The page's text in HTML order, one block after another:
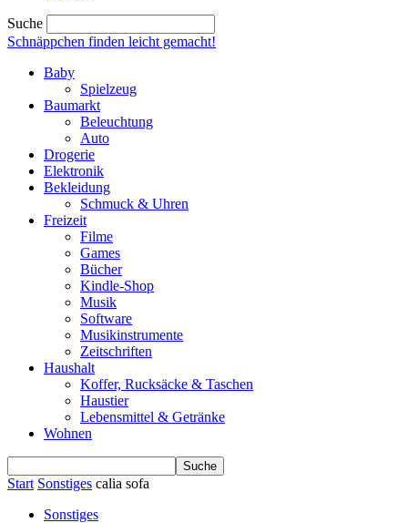
Suche
Schnäppchen finden leicht gemacht!
Baby
Spielzeug
Baumarkt
Beleuchtung
Auto
Drogerie
Elektronik
Bekleidung
Schmuck & Uhren
Freizeit
Filme
Games
Bücher
Kindle-Shop
Musik
Software
Musikinstrumente
Zeitschriften
Haushalt
Koffer, Rucksäcke & Taschen
Haustier
Lebensmittel & Getränke
Wohnen
Start Sonstiges calia sofa
Sonstiges